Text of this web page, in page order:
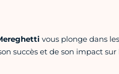
vous plonge dans
succès et de son impact sur